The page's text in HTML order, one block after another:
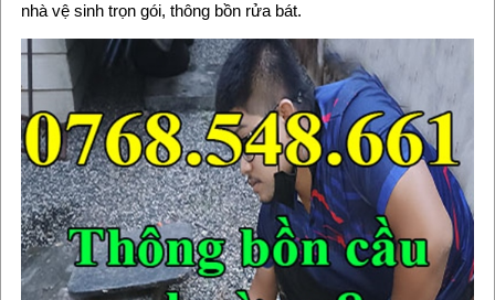
nhà vệ sinh trọn gói, thông bồn rửa bát.